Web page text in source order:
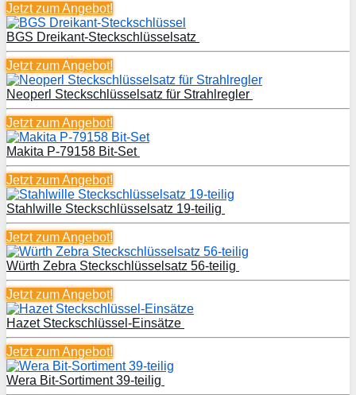
Jetzt zumAngebot!
BGS Dreikant-Steckschlüsselsatz
Jetzt zumAngebot!
Neoperl Steckschlüsselsatz für Strahlregler
Jetzt zumAngebot!
Makita P-79158 Bit-Set
Jetzt zumAngebot!
Stahlwille Steckschlüsselsatz 19-teilig
Jetzt zumAngebot!
Würth Zebra Steckschlüsselsatz 56-teilig
Jetzt zumAngebot!
Hazet Steckschlüssel-Einsätze
Jetzt zumAngebot!
Wera Bit-Sortiment 39-teilig